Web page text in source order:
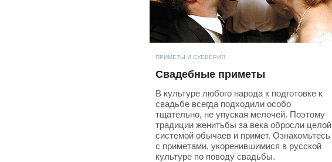
ПРИМЕТЫ И СУЕВЕРИЯ
Свадебные приметы
В культуре любого народа к подготовке к
свадьбе всегда подходили особо
тщательно, не упуская мелочей. Поэтому
традиции женитьбы за века обросли целой
системой обычаев и примет. Ознакомьтесь
с приметами, укоренившимися в русской
культуре по поводу свадьбы.